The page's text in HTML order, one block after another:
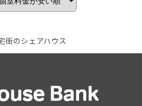
街のシェアハウス